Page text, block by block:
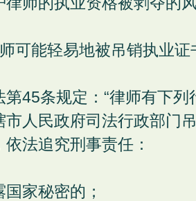
可能轻易地被吊销执业
第45条规定：“律师有下
市人民政府司法行政部门
法追究刑事责任：
国家秘密的；